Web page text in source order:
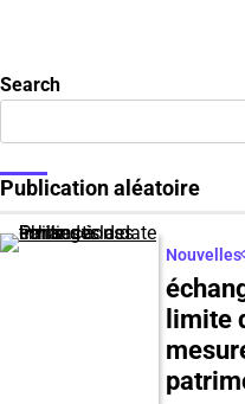
Search
Publication aléatoire
Nouvelles
limite